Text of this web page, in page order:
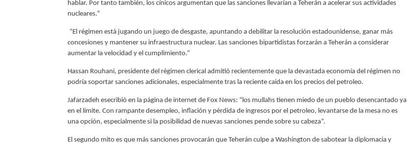
hablar. Por tanto también, los cínicos argumentan que las sanciones llevarían a Teherán a acelerar sus actividades
nucleares.”
“El régimen está jugando un juego de desgaste, apuntando a debilitar la resolución estadounidense, ganar más
concesiones y mantener su infraestructura nuclear. Las sanciones bipartidistas forzarán a Teherán a considerar
aumentar la velocidad y el cumplimiento.”
Hassan Rouhani, presidente del régimen clerical admitió recientemente que la devastada economía del régimen no
podría soportar sanciones adicionales, especialmente tras la reciente caida en los precios del petroleo.
Jafarzadeh esecribió en la página de internet de Fox News: “los mullahs tienen miedo de un pueblo desencantado ya
en el límite. Con rampante desempleo, inflación y pérdida de ingresos por el petroleo, levantarse de la mesa no es
una opción, especialmente si la posibilidad de nuevas sanciones pende sobre su cabeza”.
El segundo mito es que más sanciones provocarán que Teherán culpe a Washington de sabotear la diplomacia y